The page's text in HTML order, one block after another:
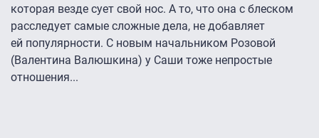
которая везде сует свой нос. А то, что она с блеском
расследует самые сложные дела, не добавляет
ей популярности. С новым начальником Розовой
(Валентина Валюшкина) у Саши тоже непростые
отношения...